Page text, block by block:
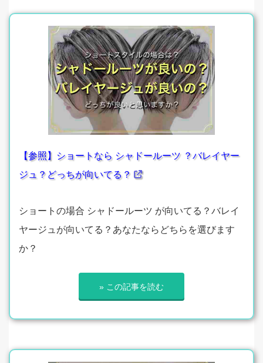
【参照】ショートなら シャドールーツ ？バレイヤー
ジュ？どっちが向いてる？
ショートの場合 シャドールーツ が向いてる？バレイ
ヤージュが向いてる？あなたならどちらを選びます
か？
» この記事を読む